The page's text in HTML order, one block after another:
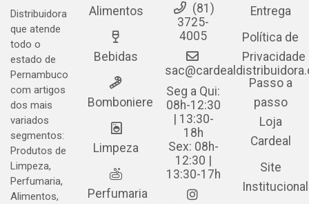
Distribuidora
que atende
todo o
estado de
Pernambuco
com artigos
dos mais
variados
segmentos:
Produtos de
Limpeza,
Perfumaria,
Alimentos,
Alimentos
Bebidas
Bomboniere
Limpeza
Perfumaria
(81)
3725-
4005
Seg a Qui:
08h-12:30
| 13:30-
18h
Sex: 08h-
12:30 |
13:30-17h
Entrega
Política de
Privacidade
Passo a
passo
Loja
Cardeal
Site
Institucional